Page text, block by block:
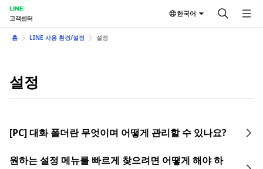
LINE
고객센터
한국어
홈 LINE 사용 환경/설정 설정
설정
[PC] 대화 폴더란 무엇이며 어떻게 관리할 수 있나요?
원하는 설정 메뉴를 빠르게 찾으려면 어떻게 해야 하